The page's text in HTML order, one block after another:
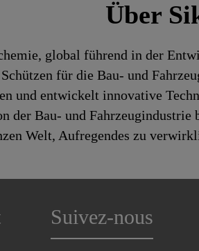
Über
global führend in der
für die Bau- und
und entwickelt innovative
der Bau- und
Welt, Aufregendes zu
Suivez-nous